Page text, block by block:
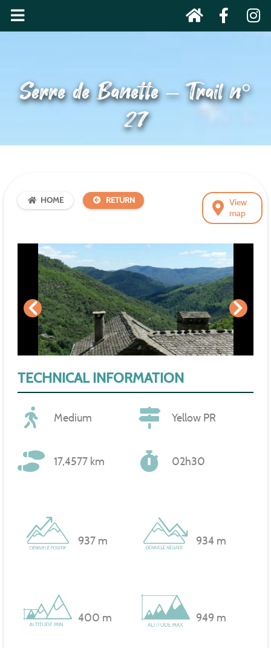
Serre de Banette – Trail n°
27
View
map
HOME RETURN
TECHNICAL INFORMATION
Medium Yellow PR
17,4577 km 02h30
937 m 934 m
400 m 949 m